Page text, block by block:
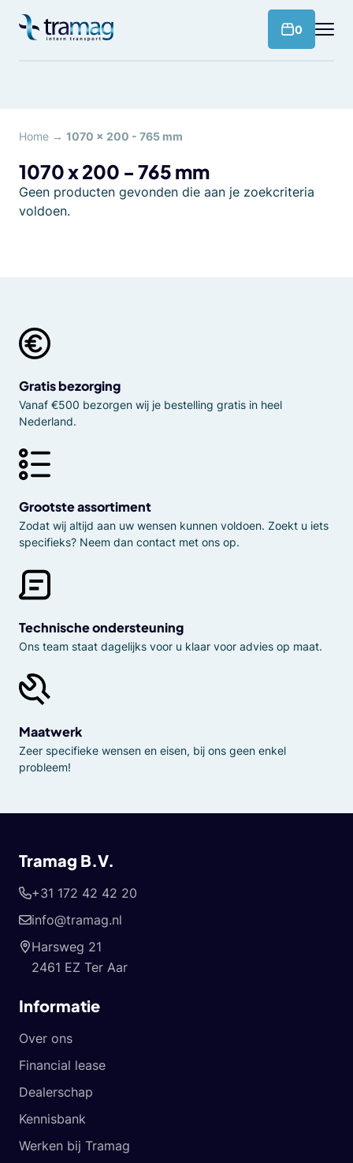
naar
0
Home → 1070 x 200 - 765 mm
1070 x 200 - 765 mm
Geen producten gevonden die aan je zoekcriteria
voldoen.
Gratis bezorging
Vanaf €500 bezorgen wij je bestelling gratis in heel
Nederland.
Grootste assortiment
Zodat wij altijd aan uw wensen kunnen voldoen. Zoekt u iets
specifieks? Neem dan contact met ons op.
Technische ondersteuning
Ons team staat dagelijks voor u klaar voor advies op maat.
Maatwerk
Zeer specifieke wensen en eisen, bij ons geen enkel
probleem!
Tramag B.V.
+31 172 42 42 20
info@tramag.nl
Harsweg 21
2461 EZ Ter Aar
Informatie
Over ons
Financial lease
Dealerschap
Kennisbank
Werken bij Tramag